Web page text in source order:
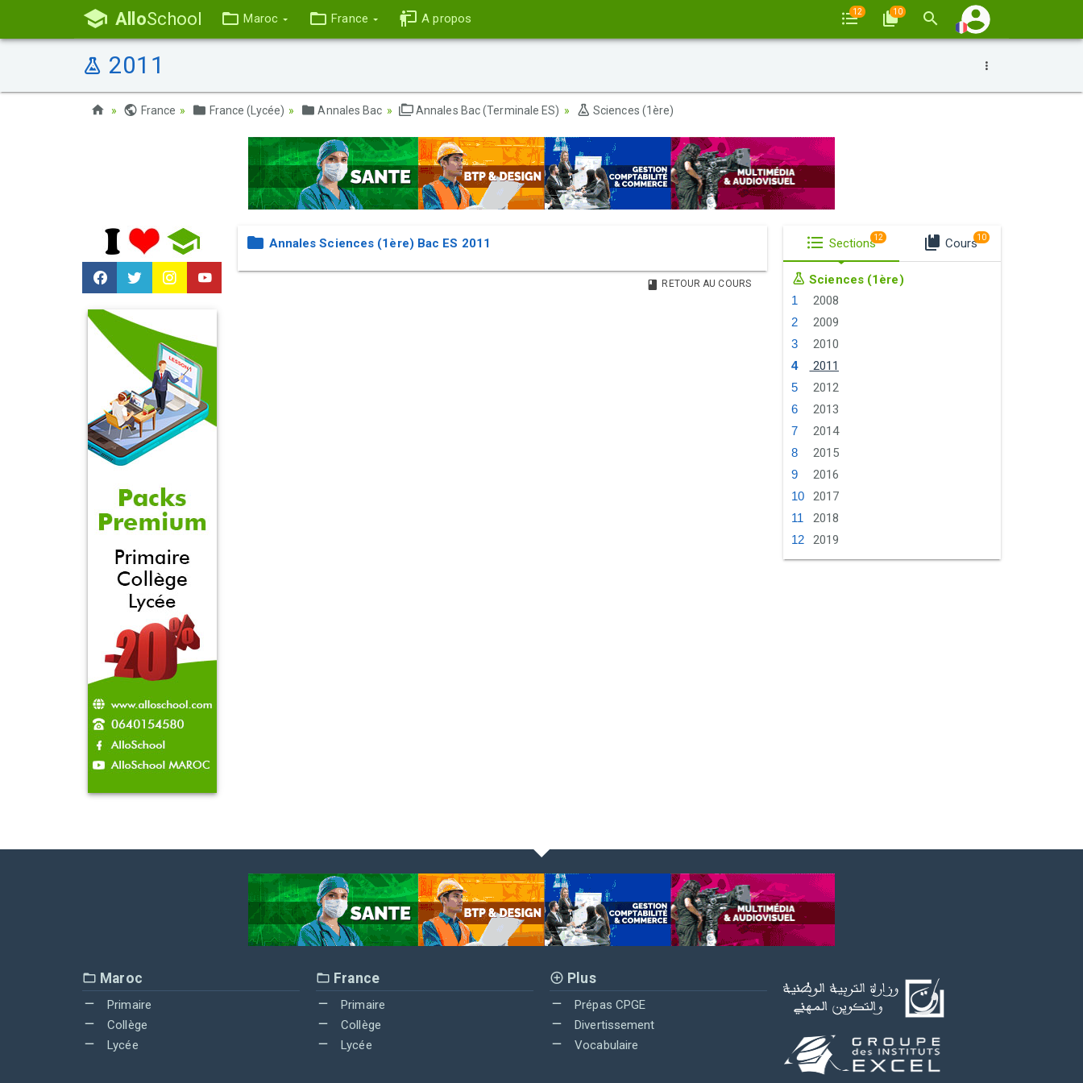
AlloSchool Maroc France A propos 12 10
2011
France France (Lycée) Annales Bac Annales Bac (Terminale ES) Sciences (1ère)
Annales Sciences (1ère) Bac ES 2011
RETOUR AU COURS
Sections12 Cours10
Sciences (1ère)
2008
2009
2010
2011
2012
2013
2014
2015
2016
2017
2018
2019
Maroc
Primaire
Collège
Lycée
France
Primaire
Collège
Lycée
Plus
Prépas CPGE
Divertissement
Vocabulaire